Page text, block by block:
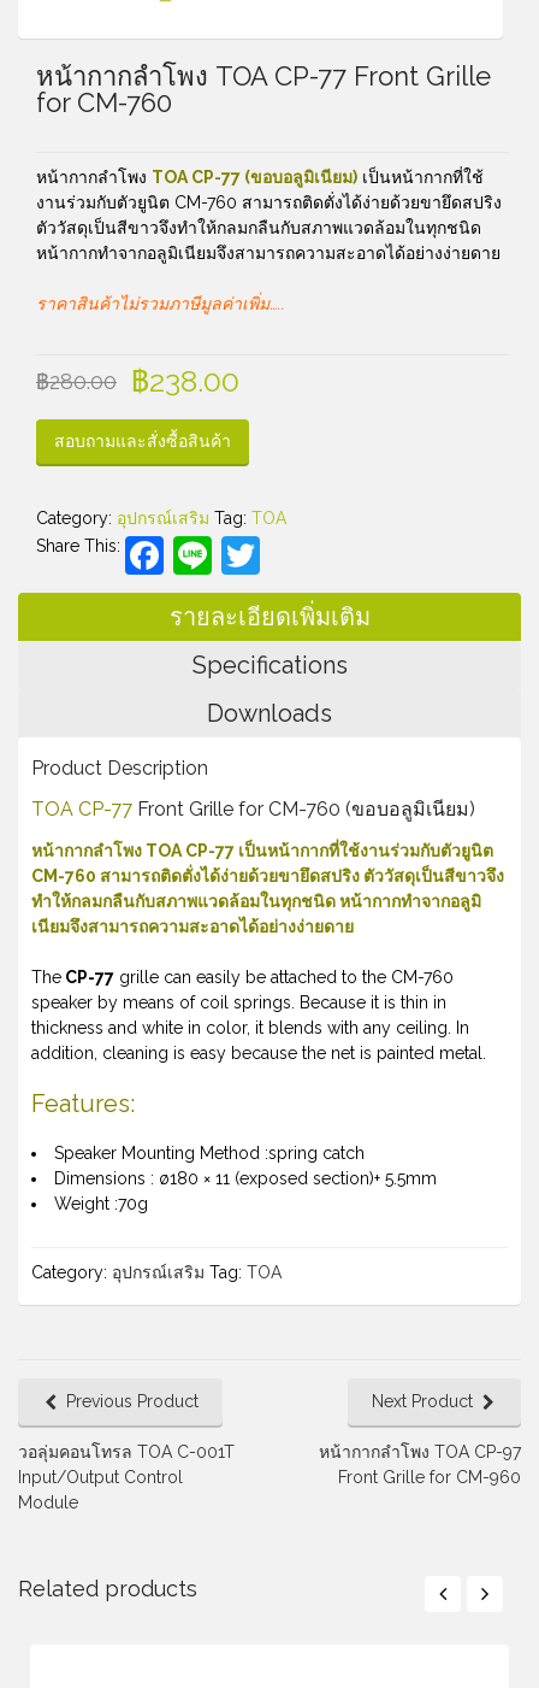
หน้ากากลำโพง TOA CP-77 Front Grille
for CM-760
หน้ากากลำโพง TOA CP-77 (ขอบอลูมิเนียม) เป็นหน้ากากที่ใช้
งานร่วมกับตัวยูนิต CM-760 สามารถติดตั่งได้ง่ายด้วยขายึดสปริง
ตัววัสดุเป็นสีขาวจึงทำให้กลมกลืนกับสภาพแวดล้อมในทุกชนิด
หน้ากากทำจากอลูมิเนียมจึงสามารถความสะอาดได้อย่างง่ายดาย
ราคาสินค้าไม่รวมภาษีมูลค่าเพิ่ม…..
฿280.00 ฿238.00
สอบถามและสั่งซื้อสินค้า
Category: อุปกรณ์เสริม Tag: TOA
Share This:
Facebook
Line
รายละเอียดเพิ่มเติม
Specifications
Downloads
Product Description
TOA CP-77 Front Grille for CM-760 (ขอบอลูมิเนียม)
หน้ากากลำโพง TOA CP-77 เป็นหน้ากากที่ใช้งานร่วมกับตัวยูนิต
CM-760 สามารถติดตั่งได้ง่ายด้วยขายึดสปริง ตัววัสดุเป็นสีขาวจึง
ทำให้กลมกลืนกับสภาพแวดล้อมในทุกชนิด หน้ากากทำจากอลูมิ
เนียมจึงสามารถความสะอาดได้อย่างง่ายดาย
The CP-77 grille can easily be attached to the CM-760
speaker by means of coil springs. Because it is thin in
thickness and white in color, it blends with any ceiling. In
addition, cleaning is easy because the net is painted metal.
Features:
Speaker Mounting Method :spring catch
Dimensions : ø180 × 11 (exposed section)+ 5.5mm
Weight :70g
Category: อุปกรณ์เสริม Tag: TOA
Previous Product
วอลุ่มคอนโทรล TOA C-001T
Input/Output Control
Module
Next Product
หน้ากากลำโพง TOA CP-97
Front Grille for CM-960
Related products